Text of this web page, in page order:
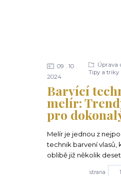
Barvící
melír:
pro
09
10
2024
Úprava
Tipy a triky
Melír je jednou z
technik barvení vlasů,
oblibě již několik
strana